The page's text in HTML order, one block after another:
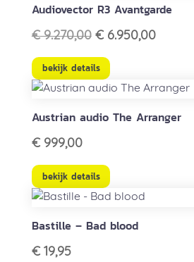
Audiovector R3 Avantgarde
€9.270,00 Oorspronkelijke
was:
€ 9.270,00.
€6.950,00Huidige
bekijk details
Austrian audio The Arranger
€999,00
bekijk details
Bastille – Bad blood
€19,95